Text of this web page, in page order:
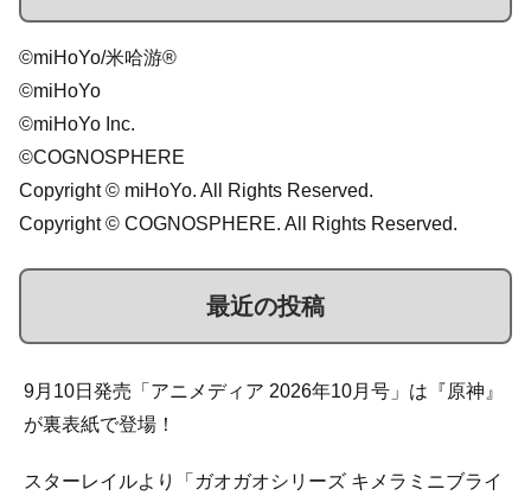
©miHoYo/米哈游®
©miHoYo
©miHoYo Inc.
©COGNOSPHERE
Copyright © miHoYo. All Rights Reserved.
Copyright © COGNOSPHERE. All Rights Reserved.
最近の投稿
9月10日発売「アニメディア 2026年10月号」は『原神』
が裏表紙で登場！
スターレイルより「ガオガオシリーズ キメラミニブライ